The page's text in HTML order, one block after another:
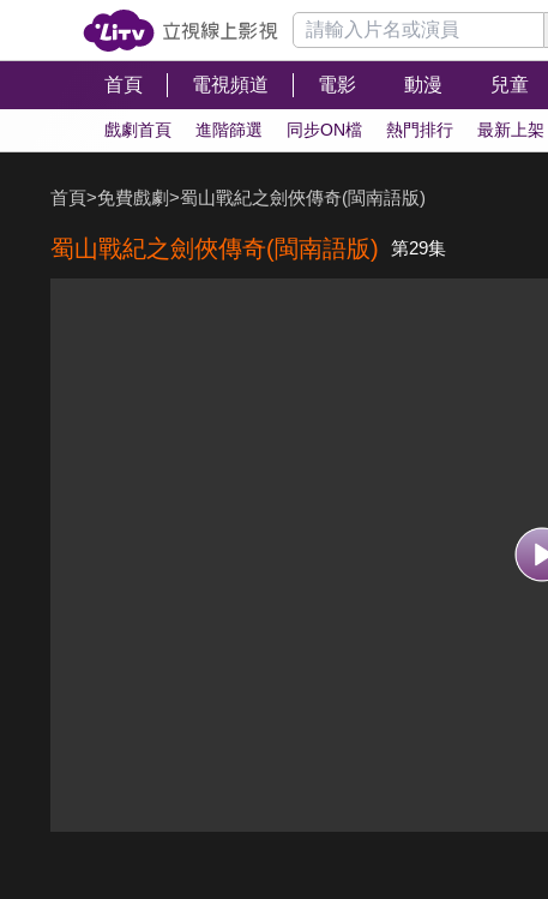
首頁 電視頻道 電影 動漫 兒童
戲劇首頁 進階篩選 同步ON檔 熱門排行 最新上架
首頁>免費戲劇>蜀山戰紀之劍俠傳奇(閩南語版)
蜀山戰紀之劍俠傳奇(閩南語版) 第29集